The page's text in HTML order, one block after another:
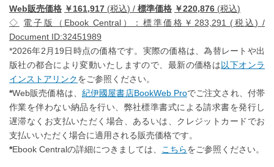
Web販売価格 ￥161,917 (税込) / 標準価格 ￥220,876 (税込)
◇
電子版（ Ebook Central）：標準価格￥ 283,291 (税込) /
Document ID:32451989
*2026年2月19日時点の価格です。実際の価格は、為替レートや出
版社の都合により変動いたしますので、最新の価格は以下オンラ
インストアリンクをご参照ください。
*Web販売価格は、 紀伊國屋書店BookWeb Proでご注文され、付帯
作業を伴わない納品を行い、弊社標準書式による請求書を発行し
遅滞なくお支払いただく場合、あるいは、クレジットカードでお
支払いいただく場合に適用される販売価格です。
*Ebook Centralの詳細につきましては、 こちらをご参照ください。